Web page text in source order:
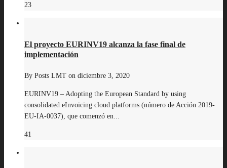
23
El proyecto EURINV19 alcanza la fase final de
implementación
By Posts LMT on diciembre 3, 2020
EURINV19 – Adopting the European Standard by using
consolidated eInvoicing cloud platforms (número de Acción 2019‐
EU‐IA‐0037), que comenzó en...
41